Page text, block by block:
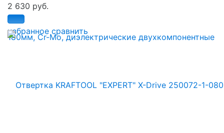
избранное сравнить
2 630 руб.